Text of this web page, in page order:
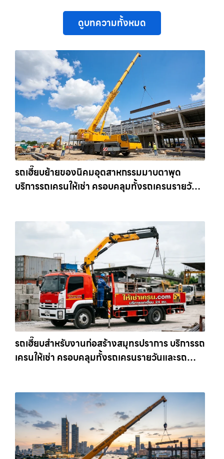
ดูบทความทั้งหมด
รถเฮี๊ยบย้ายของนิคมอุตสาหกรรมมาบตาพุด
บริการรถเครนให้เช่า ครอบคลุมทั้งรถเครนรายวัน
รถเฮี๊ยบสำหรับงานก่อสร้างสมุทรปราการ บริการรถ
เครนให้เช่า ครอบคลุมทั้งรถเครนรายวันและรถ